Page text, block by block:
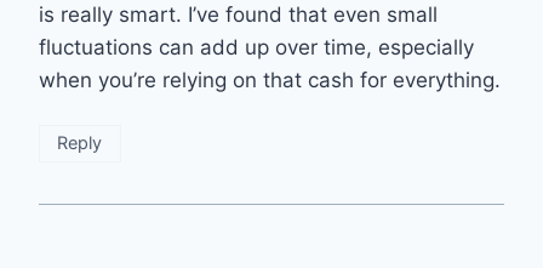
is really smart. I’ve found that even small
fluctuations can add up over time, especially
when you’re relying on that cash for everything.
Reply